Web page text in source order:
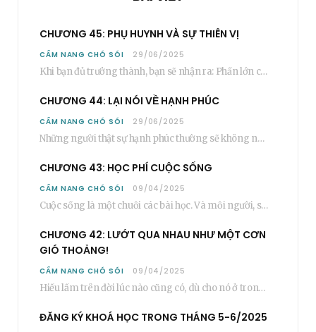
CHƯƠNG 45: PHỤ HUYNH VÀ SỰ THIÊN VỊ
CẨM NANG CHÓ SÓI 29/06/2025
Khi bạn đủ trưởng thành, bạn sẽ nhận ra: Phần lớn các bậc phụ huynh…
CHƯƠNG 44: LẠI NÓI VỀ HẠNH PHÚC
CẨM NANG CHÓ SÓI 29/06/2025
Những người thật sự hạnh phúc thường sẽ không nói cụ thể rằng bạn “phải”…
CHƯƠNG 43: HỌC PHÍ CUỘC SỐNG
CẨM NANG CHÓ SÓI 09/04/2025
Cuộc sống là một chuỗi các bài học. Và mỗi người, sẽ phải học rất…
CHƯƠNG 42: LƯỚT QUA NHAU NHƯ MỘT CƠN
GIÓ THOẢNG!
CẨM NANG CHÓ SÓI 09/04/2025
Hiểu lầm trên đời lúc nào cũng có, dù cho nó ở trong một mối…
ĐĂNG KÝ KHOÁ HỌC TRONG THÁNG 5-6/2025